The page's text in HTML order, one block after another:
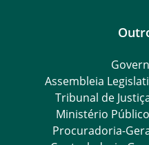
Assembleia
Tribunal de
Ministério
Procuradoria-